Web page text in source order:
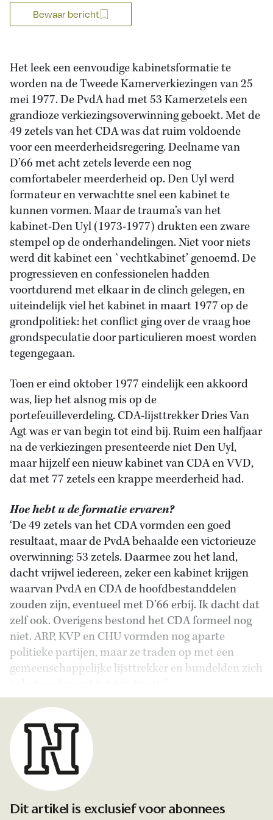
Bewaar bericht
Het leek een eenvoudige kabinetsformatie te
worden na de Tweede Kamerverkiezingen van 25
mei 1977. De PvdA had met 53 Kamerzetels een
grandioze verkiezingsoverwinning geboekt. Met de
49 zetels van het CDA was dat ruim voldoende
voor een meerderheidsregering. Deelname van
D’66 met acht zetels leverde een nog
comfortabeler meerderheid op. Den Uyl werd
formateur en verwachtte snel een kabinet te
kunnen vormen. Maar de trauma’s van het
kabinet-Den Uyl (1973-1977) drukten een zware
stempel op de onderhandelingen. Niet voor niets
werd dit kabinet een `vechtkabinet’ genoemd. De
progressieven en confessionelen hadden
voortdurend met elkaar in de clinch gelegen, en
uiteindelijk viel het kabinet in maart 1977 op de
grondpolitiek: het conflict ging over de vraag hoe
grondspeculatie door particulieren moest worden
tegengegaan.
Toen er eind oktober 1977 eindelijk een akkoord
was, liep het alsnog mis op de
portefeuilleverdeling. CDA-lijsttrekker Dries Van
Agt was er van begin tot eind bij. Ruim een halfjaar
na de verkiezingen presenteerde niet Den Uyl,
maar hijzelf een nieuw kabinet van CDA en VVD,
dat met 77 zetels een krappe meerderheid had.
Hoe hebt u de formatie ervaren?
‘De 49 zetels van het CDA vormden een goed
resultaat, maar de PvdA behaalde een victorieuze
overwinning: 53 zetels. Daarmee zou het land,
dacht vrijwel iedereen, zeker een kabinet krijgen
waarvan PvdA en CDA de hoofdbestanddelen
zouden zijn, eventueel met D’66 erbij. Ik dacht dat
zelf ook. Overigens bestond het CDA formeel nog
niet. ARP, KVP en CHU vormden nog aparte
politieke partijen, maar ze traden op met een
gemeenschappelijke lijsttrekker en bundelden zich
Dit artikel is exclusief voor abonnees